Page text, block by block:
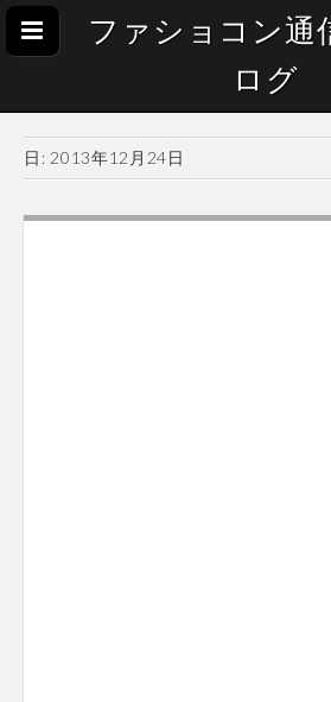
ファショコン通
ログ
日: 2013年12月24日